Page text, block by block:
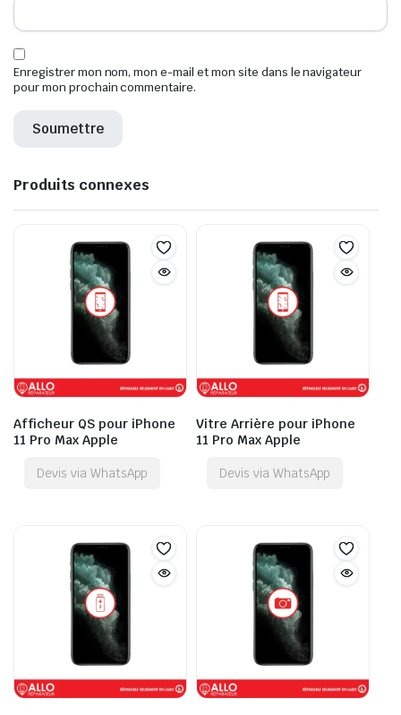
Enregistrer mon nom, mon e-mail et mon site dans le navigateur
pour mon prochain commentaire.
Produits connexes
Afficheur QS pour iPhone
11 Pro Max Apple
Devis via WhatsApp
Vitre Arrière pour iPhone
11 Pro Max Apple
Devis via WhatsApp